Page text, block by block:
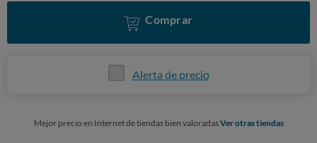
Comprar
Alerta de precio
Mejor precio en Internet de tiendas bien valoradasVer otras tiendas